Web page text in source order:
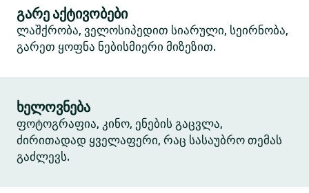
გარე აქტივობები
ლაშქრობა, ველოსიპედით სიარული, სეირნობა,
გარეთ ყოფნა ნებისმიერი მიზეზით.
ხელოვნება
ფოტოგრაფია, კინო, ენების გაცვლა,
ძირითადად ყველაფერი, რაც სასაუბრო თემას
გაძლევს.